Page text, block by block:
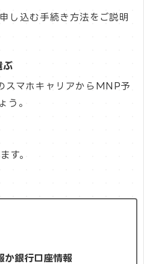
し込む手続き方法をご説明
ぶ
スマホキャリアからMNP予
う。
す。
か銀行口座情報